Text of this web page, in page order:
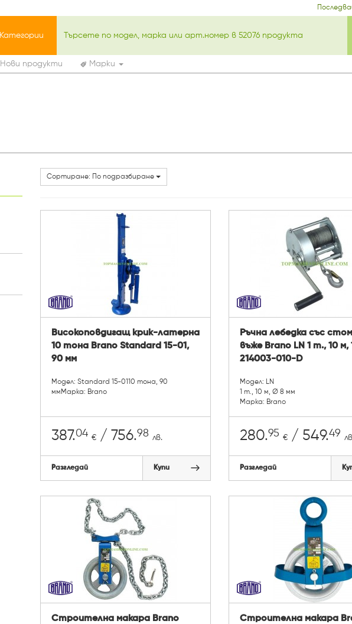
Категории
Нови продукти Марки
Сортиране: По подразбиране
Високоповдигащ крик-латерна
10 тона Brano Standard 15-01,
90 мм
Модел: Standard 15-0110 тона, 90
ммМарка: Brano
387.04 €/ 756.98 лв.
Разгледай Купи
Ръчна лебедка със
въже Brano LN 1 т., 10 м,
214003-010-D
Модел: LN
1 т., 10 м, Ø 8 мм
Марка: Brano
280.95 €/ 549.49
Разгледай
Строителна макара Brano
Строителна макара